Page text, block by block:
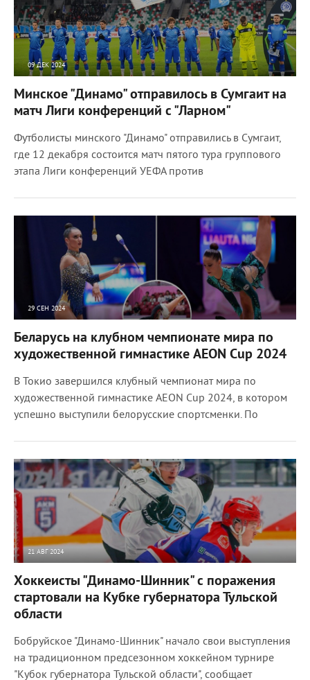
09 ДЕК 2024
Минское "Динамо" отправилось в Сумгаит на
матч Лиги конференций с "Ларном"
Футболисты минского "Динамо" отправились в Сумгаит,
где 12 декабря состоится матч пятого тура группового
этапа Лиги конференций УЕФА против
29 СЕН 2024
Беларусь на клубном чемпионате мира по
художественной гимнастике AEON Cup 2024
В Токио завершился клубный чемпионат мира по
художественной гимнастике AEON Cup 2024, в котором
успешно выступили белорусские спортсменки. По
21 АВГ 2024
Хоккеисты "Динамо-Шинник" с поражения
стартовали на Кубке губернатора Тульской
области
Бобруйское "Динамо-Шинник" начало свои выступления
на традиционном предсезонном хоккейном турнире
"Кубок губернатора Тульской области", сообщает